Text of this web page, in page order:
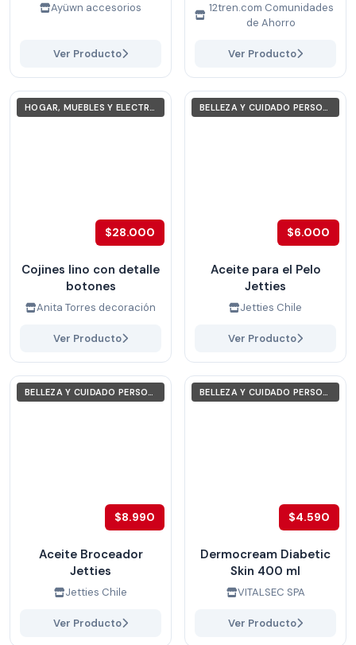
Ayüwn accesorios
Ver Producto
12tren.com Comunidades
de Ahorro
Ver Producto
HOGAR, MUEBLES Y ELECTRODOMÉSTICOS
$28.000
Cojines lino con detalle
botones
Anita Torres decoración
Ver Producto
BELLEZA Y CUIDADO PERSONAL
$6.000
Aceite para el Pelo
Jetties
Jetties Chile
Ver Producto
BELLEZA Y CUIDADO PERSONAL
$8.990
Aceite Broceador
Jetties
Jetties Chile
Ver Producto
BELLEZA Y CUIDADO PERSONAL
$4.590
Dermocream Diabetic
Skin 400 ml
VITALSEC SPA
Ver Producto